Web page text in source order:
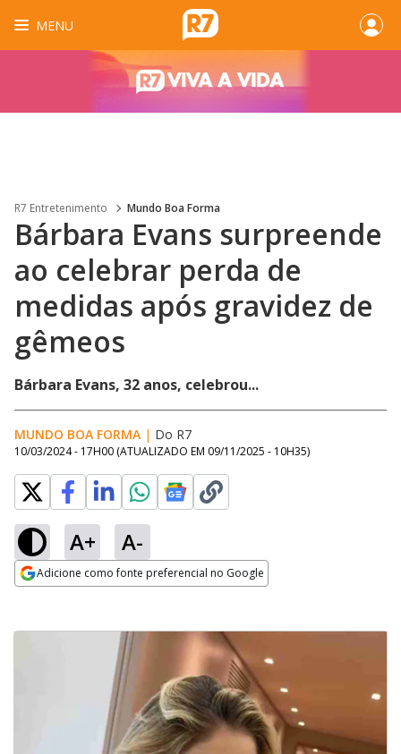
MENU
R7 Entretenimento Mundo Boa Forma
Bárbara Evans surpreende
ao celebrar perda de
medidas após gravidez de
gêmeos
Bárbara Evans, 32 anos, celebrou...
MUNDO BOA FORMA | Do R7
10/03/2024 - 17H00 (ATUALIZADO EM 09/11/2025 - 10H35)
A+ A-
Adicione como fonte preferencial no Google